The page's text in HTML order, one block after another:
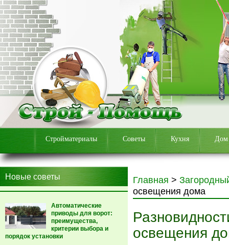
Стройматериалы Советы Кухня Дом
Новые советы
Автоматические
приводы для ворот:
преимущества,
критерии выбора и
порядок установки
Главная >
освещения дома
освещения